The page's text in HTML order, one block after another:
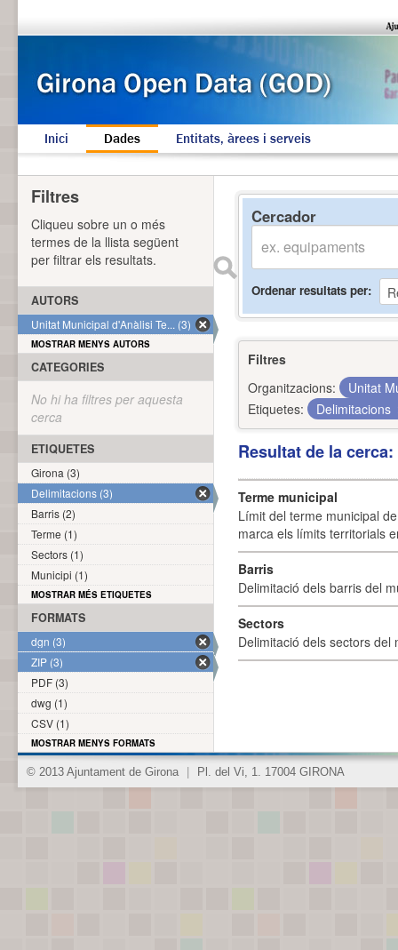
Inici Dades Entitats, àrees i serveis
Cercador
Ordenar resultats per
Filtres
Organitzacions:
Unitat
Etiquetes:
Delimitacions
Resultat de la
Terme municipal
Límit del terme municipal
marca els límits territorials
Barris
Delimitació dels barris del
Sectors
Delimitació dels sectors del
Filtres
Cliqueu sobre un o més
termes de la llista següent
per filtrar els resultats.
AUTORS
Unitat Municipal d'Anàlisi Te... (3)
MOSTRAR MENYS AUTORS
CATEGORIES
No hi ha filtres per aquesta
cerca
ETIQUETES
Girona (3)
Delimitacions (3)
Barris (2)
Terme (1)
Sectors (1)
Municipi (1)
MOSTRAR MÉS ETIQUETES
FORMATS
dgn (3)
ZIP (3)
PDF (3)
dwg (1)
CSV (1)
MOSTRAR MENYS FORMATS
© 2013 Ajuntament de Girona Pl. del Vi, 1. 17004 GIRONA